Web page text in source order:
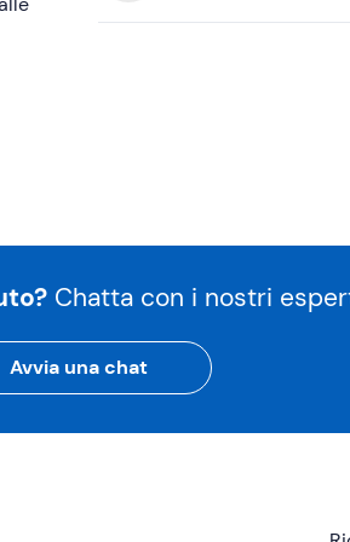
Chatta con i nostri
Avvia una chat